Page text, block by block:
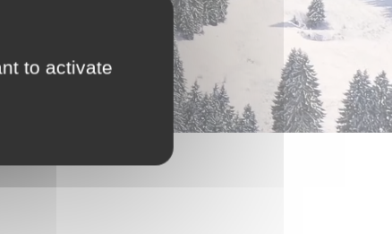
to activate